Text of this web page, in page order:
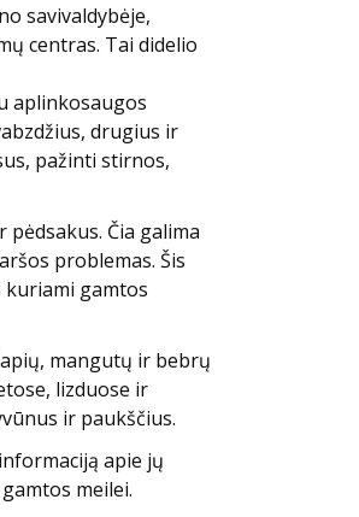
savivaldybėje,
centras. Tai didelio
aplinkosaugos
drugius ir
pažinti stirnos,
Čia galima
problemas. Šis
gamtos
mangutų ir bebrų
lizduose ir
ir paukščius.
apie jų
meilei.